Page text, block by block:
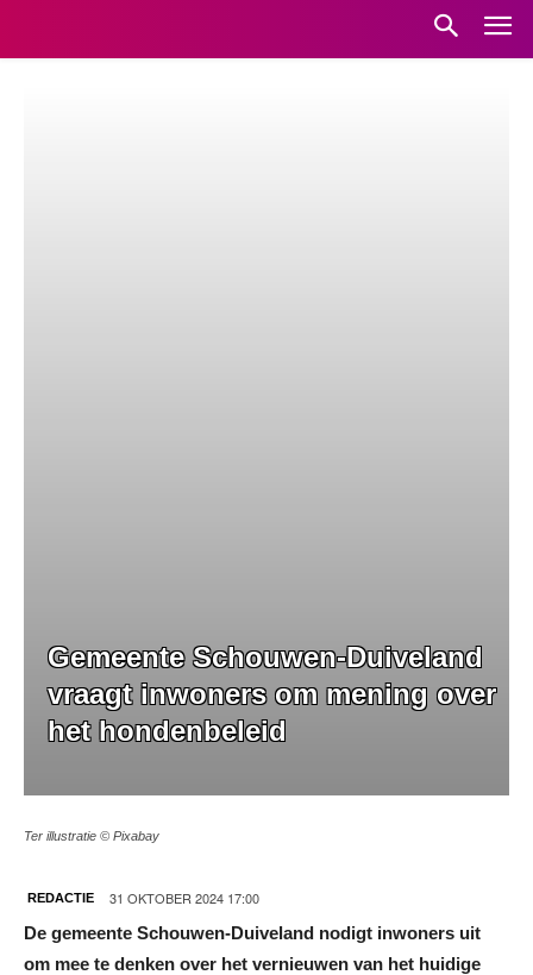
Gemeente Schouwen-Duiveland
vraagt inwoners om mening over
het hondenbeleid
Ter illustratie © Pixabay
REDACTIE 31 OKTOBER 2024 17:00
De gemeente Schouwen-Duiveland nodigt inwoners uit
om mee te denken over het vernieuwen van het huidige